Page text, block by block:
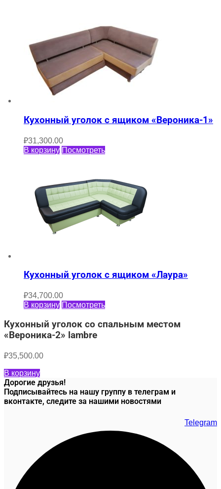
Кухонный уголок с ящиком «Вероника-1»
₽31,300.00
В корзину Посмотреть
Кухонный уголок с ящиком «Лаура»
₽34,700.00
В корзину Посмотреть
Кухонный уголок со спальным местом
«Вероника-2» lambre
₽35,500.00
В корзину
Дорогие друзья!
Подписывайтесь на нашу группу в телеграм и
вконтакте, следите за нашими новостями
Telegram